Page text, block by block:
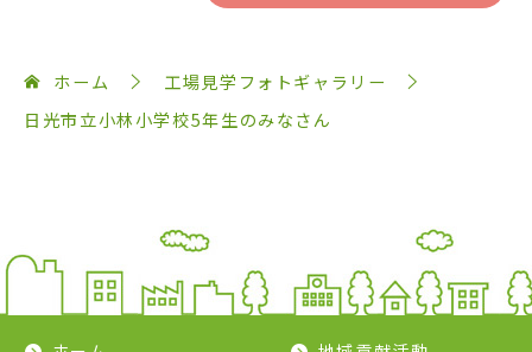
ホーム
工場見学フォトギャラリー
日光市立小林小学校5年生のみなさん